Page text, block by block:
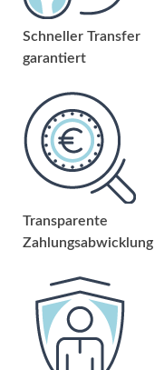
Schneller Transfer
garantiert
Transparente
Zahlungsabwicklung